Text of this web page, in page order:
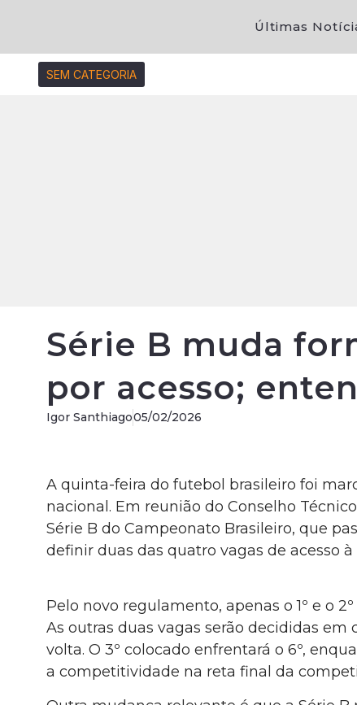
Últimas
SEM CATEGORIA
Série B muda
por acesso;
Igor Santhiago05/02/2026
A quinta-feira do futebol brasileiro foi
nacional. Em reunião do Conselho
Série B do Campeonato Brasileiro, que
definir duas das quatro vagas de acesso à
Pelo novo regulamento, apenas o 1º e o
As outras duas vagas serão decididas
volta. O 3º colocado enfrentará o 6º,
a competitividade na reta final da